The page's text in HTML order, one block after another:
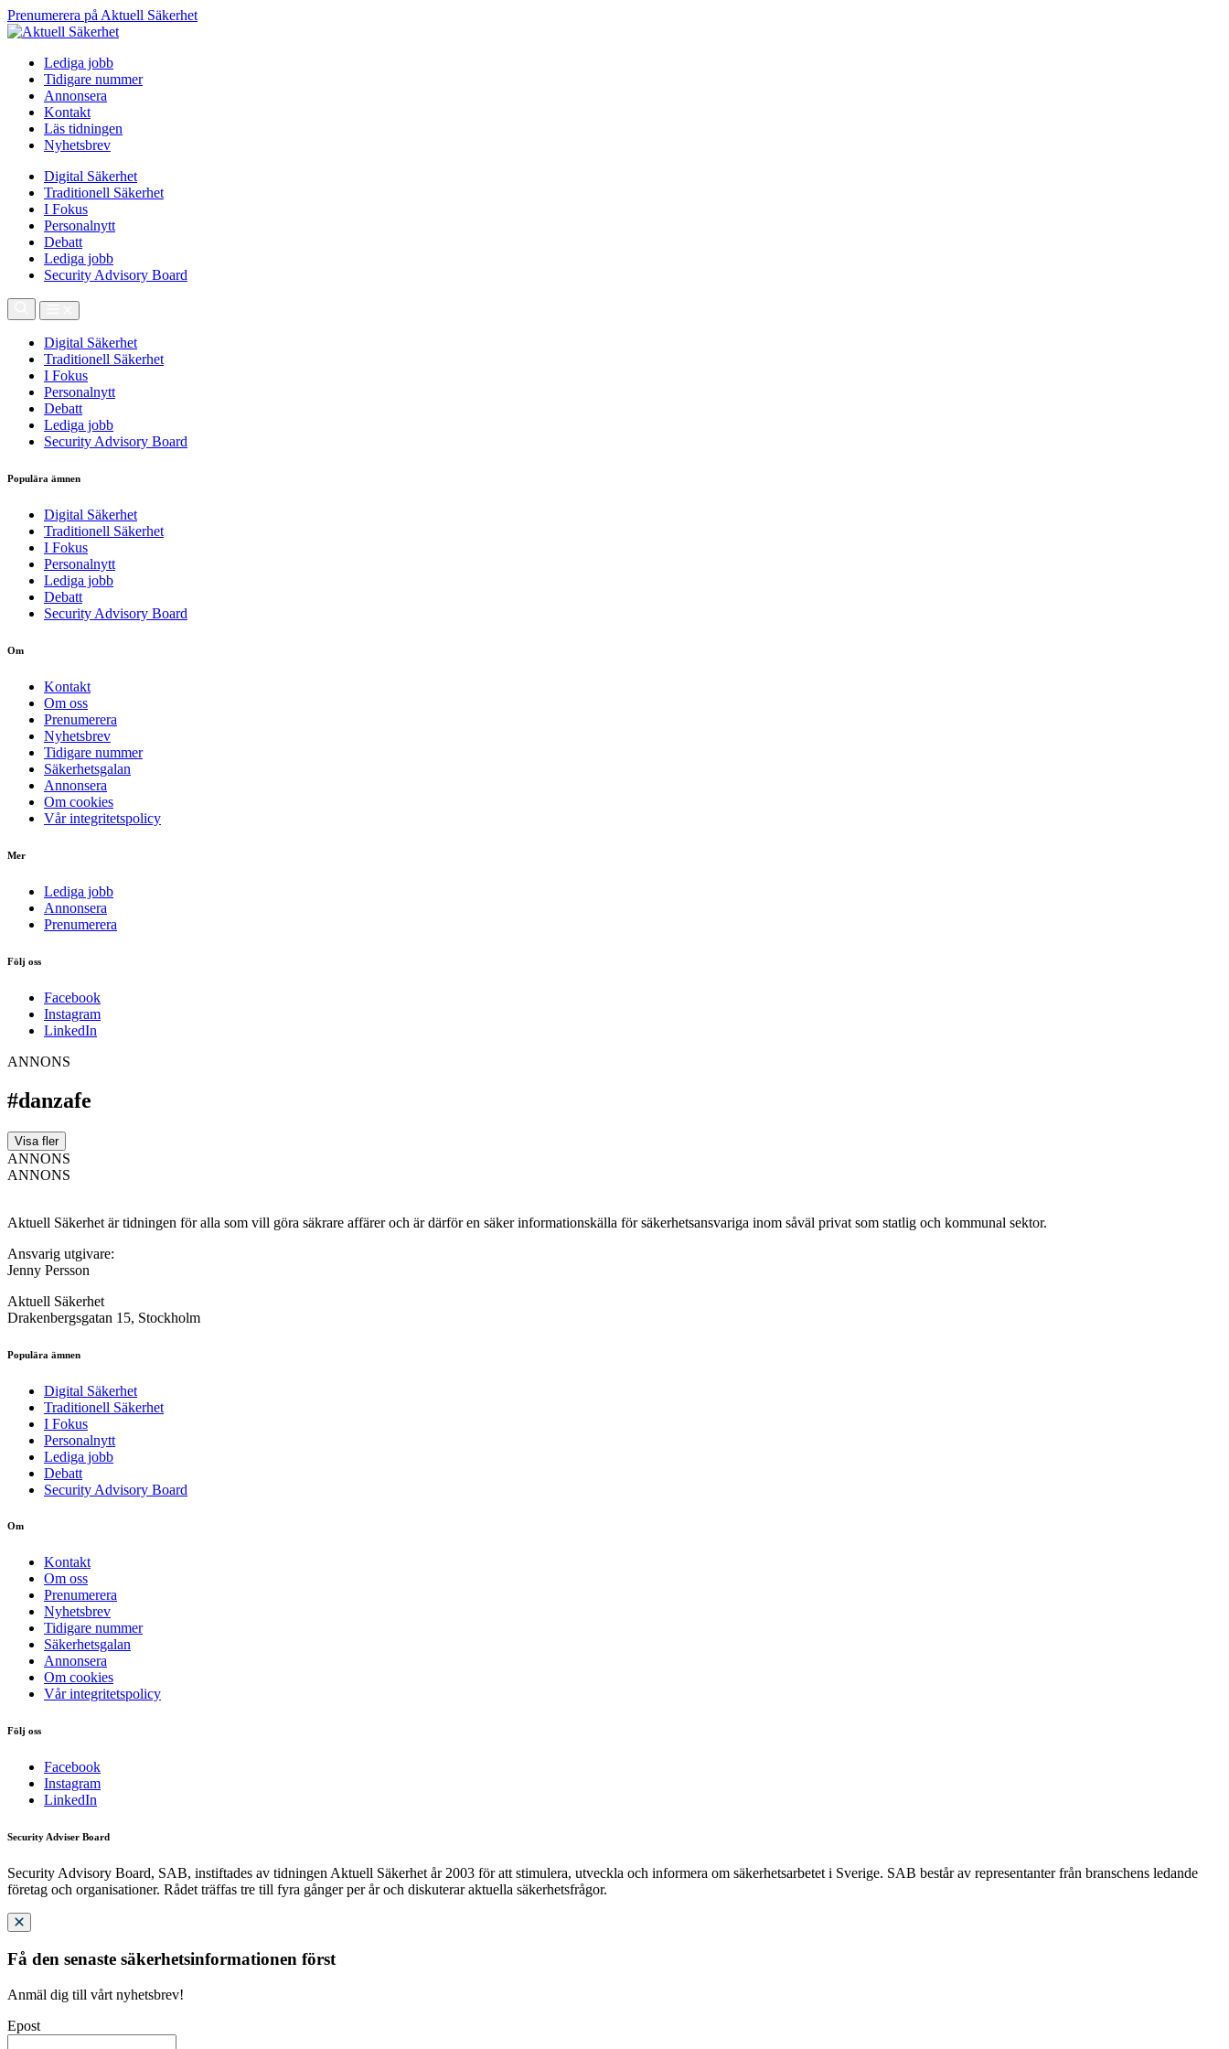
Prenumerera på Aktuell Säkerhet
Lediga jobb
Tidigare nummer
Annonsera
Kontakt
Läs tidningen
Nyhetsbrev
Digital Säkerhet
Traditionell Säkerhet
I Fokus
Personalnytt
Debatt
Lediga jobb
Security Advisory Board
Digital Säkerhet
Traditionell Säkerhet
I Fokus
Personalnytt
Debatt
Lediga jobb
Security Advisory Board
Populära ämnen
Digital Säkerhet
Traditionell Säkerhet
I Fokus
Personalnytt
Lediga jobb
Debatt
Security Advisory Board
Om
Kontakt
Om oss
Prenumerera
Nyhetsbrev
Tidigare nummer
Säkerhetsgalan
Annonsera
Om cookies
Vår integritetspolicy
Mer
Lediga jobb
Annonsera
Prenumerera
Följ oss
Facebook
Instagram
LinkedIn
ANNONS
#danzafe
Visa fler
ANNONS
ANNONS
Aktuell Säkerhet är tidningen för alla som vill göra säkrare affärer och är därför en säker informationskälla för säkerhets­ansvariga inom såväl privat som statlig och kommunal sektor.
Ansvarig utgivare:
Jenny Persson
Aktuell Säkerhet
Drakenbergsgatan 15, Stockholm
Populära ämnen
Digital Säkerhet
Traditionell Säkerhet
I Fokus
Personalnytt
Lediga jobb
Debatt
Security Advisory Board
Om
Kontakt
Om oss
Prenumerera
Nyhetsbrev
Tidigare nummer
Säkerhetsgalan
Annonsera
Om cookies
Vår integritetspolicy
Följ oss
Facebook
Instagram
LinkedIn
Security Adviser Board
Security Advisory Board, SAB, instiftades av tidningen Aktuell Säkerhet år 2003 för att stimulera, utveckla och informera om säkerhetsarbetet i Sverige. SAB består av representanter från branschens ledande
företag och organisationer. Rådet träffas tre till fyra gånger per år och diskuterar aktuella säkerhetsfrågor.
Få den senaste säkerhetsinformationen först
Anmäl dig till vårt nyhetsbrev!
Epost